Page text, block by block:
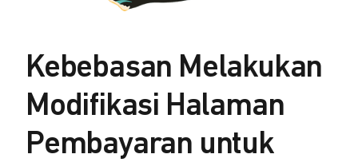
Kebebasan Melakukan
Modifikasi Halaman
Pembayaran untuk